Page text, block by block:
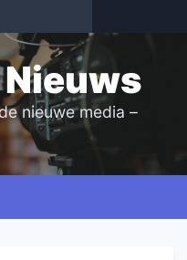
nieuwe media –